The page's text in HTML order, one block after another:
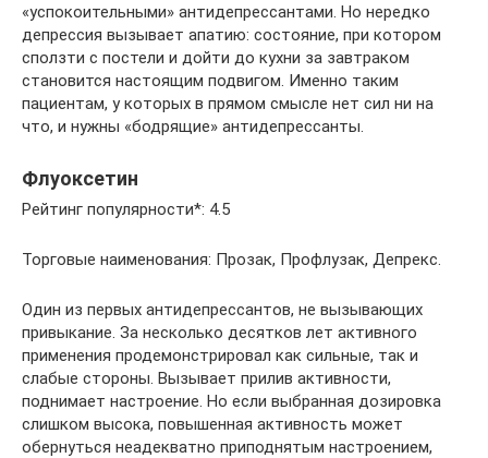
«успокоительными» антидепрессантами. Но нередко
депрессия вызывает апатию: состояние, при котором
сползти с постели и дойти до кухни за завтраком
становится настоящим подвигом. Именно таким
пациентам, у которых в прямом смысле нет сил ни на
что, и нужны «бодрящие» антидепрессанты.
Флуоксетин
Рейтинг популярности*: 4.5
Торговые наименования: Прозак, Профлузак, Депрекс.
Один из первых антидепрессантов, не вызывающих
привыкание. За несколько десятков лет активного
применения продемонстрировал как сильные, так и
слабые стороны. Вызывает прилив активности,
поднимает настроение. Но если выбранная дозировка
слишком высока, повышенная активность может
обернуться неадекватно приподнятым настроением,